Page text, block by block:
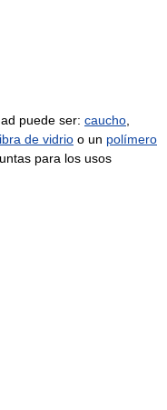
puede ser: caucho
de vidrio o un polímero
para los usos